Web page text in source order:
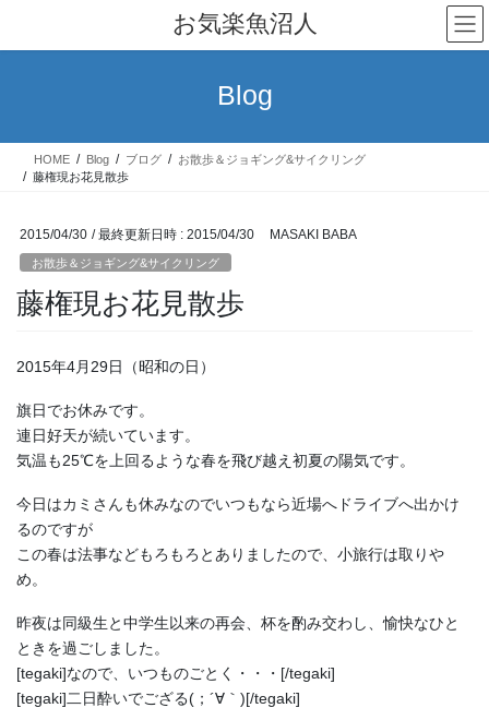
テ
ス
ゲ
ン
お気楽魚沼人
Blog
HOME Blog ブログ
お散歩＆ジョギング&サイクリング
藤権現お花見散歩
2015/04/30 / 最終更新日時 : 2015/04/30 MASAKI BABA
お散歩＆ジョギング&サイクリング
藤権現お花見散歩
2015年4月29日（昭和の日）
旗日でお休みです。
連日好天が続いています。
気温も25℃を上回るような春を飛び越え初夏の陽気です。
今日はカミさんも休みなのでいつもなら近場へドライブへ出かけ
るのですが
この春は法事などもろもろとありましたので、小旅行は取りや
め。
昨夜は同級生と中学生以来の再会、杯を酌み交わし、愉快なひと
ときを過ごしました。
[tegaki]なので、いつものごとく・・・[/tegaki]
[tegaki]二日酔いでござる(；´∀｀)[/tegaki]